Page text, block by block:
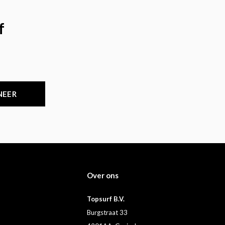
Over ons
Topsurf B.V.
Burgstraat 33